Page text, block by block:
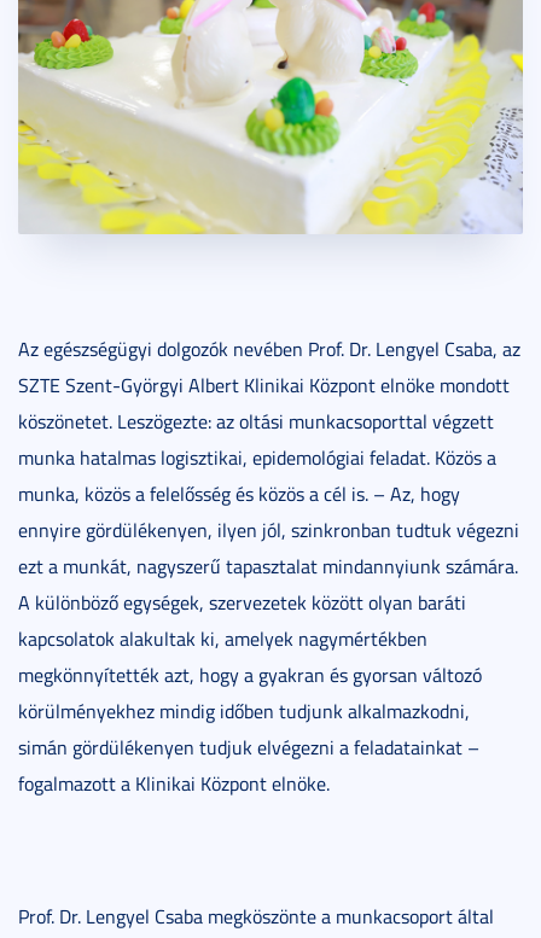
Az egészségügyi dolgozók nevében Prof. Dr. Lengyel Csaba, az
SZTE Szent-Györgyi Albert Klinikai Központ elnöke mondott
köszönetet. Leszögezte: az oltási munkacsoporttal végzett
munka hatalmas logisztikai, epidemológiai feladat. Közös a
munka, közös a felelősség és közös a cél is. – Az, hogy
ennyire gördülékenyen, ilyen jól, szinkronban tudtuk végezni
ezt a munkát, nagyszerű tapasztalat mindannyiunk számára.
A különböző egységek, szervezetek között olyan baráti
kapcsolatok alakultak ki, amelyek nagymértékben
megkönnyítették azt, hogy a gyakran és gyorsan változó
körülményekhez mindig időben tudjunk alkalmazkodni,
simán gördülékenyen tudjuk elvégezni a feladatainkat –
fogalmazott a Klinikai Központ elnöke.
Prof. Dr. Lengyel Csaba megköszönte a munkacsoport által